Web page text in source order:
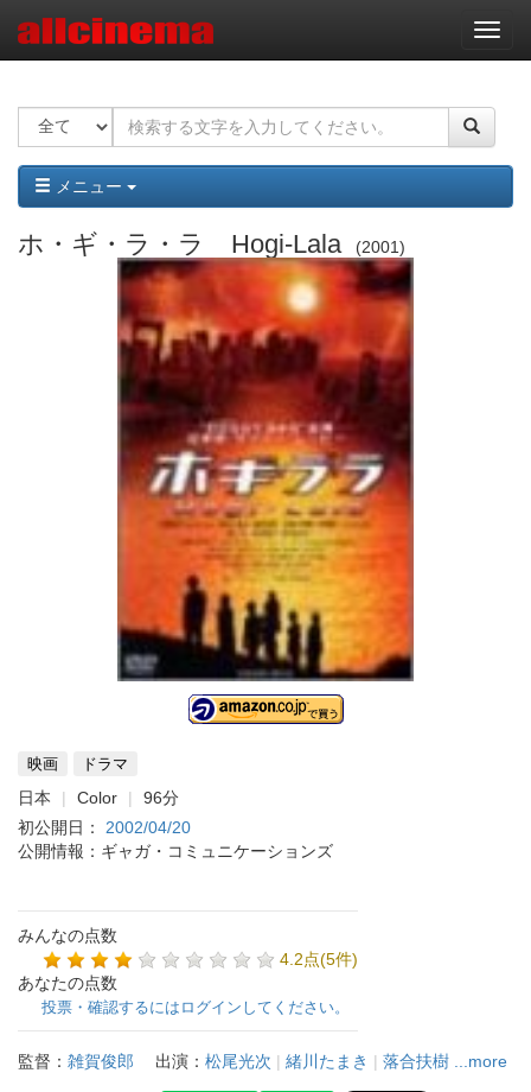
ナ
ビ
ー
ョ
ン
メニュー
ホ・ギ・ラ・ラ Hogi-Lala 2001
映画 ドラマ
日本 Color
96分
初公開日： 2002/04/20
公開情報：ギャガ・コミュニケーションズ
みんなの点数
4.2点(5件)
あなたの点数
投票・確認するにはログインしてください。
監督： 雑賀俊郎 出演： 松尾光次 | 緒川たまき | 落合扶樹 ...more